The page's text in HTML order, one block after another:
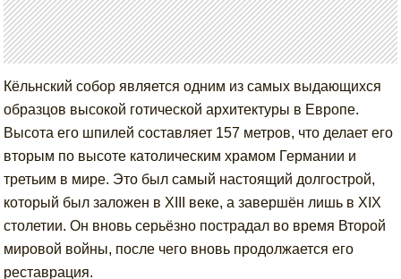
Кёльнский собор является одним из самых выдающихся
образцов высокой готической архитектуры в Европе.
Высота его шпилей составляет 157 метров, что делает его
вторым по высоте католическим храмом Германии и
третьим в мире. Это был самый настоящий долгострой,
который был заложен в XIII веке, а завершён лишь в XIX
столетии. Он вновь серьёзно пострадал во время Второй
мировой войны, после чего вновь продолжается его
реставрация.